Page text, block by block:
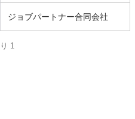
ジョブパートナー合同会社
1